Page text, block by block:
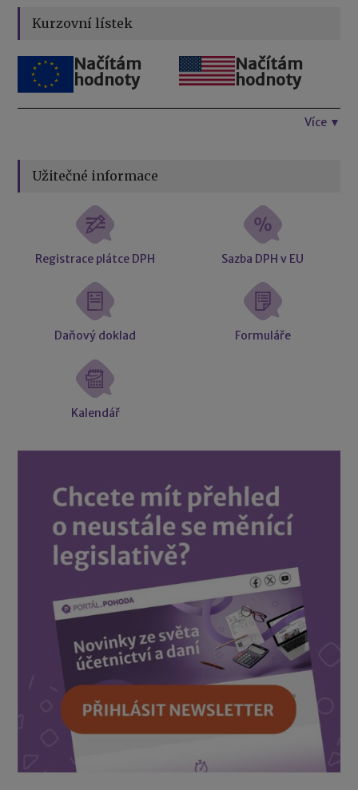
Kurzovní lístek
Načítám
hodnoty
Načítám
hodnoty
Více ▼
Užitečné informace
Registrace plátce DPH Sazba DPH v EU
Daňový doklad Formuláře
Kalendář